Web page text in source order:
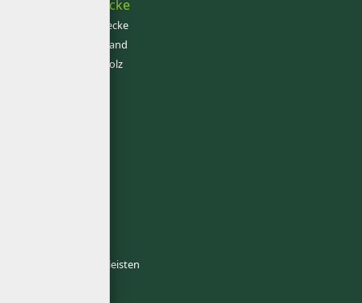
Wand und Decke
Paneele für die Decke
Paneele für die Wand
Rustikales Profilholz
Deckenabschlussleisten